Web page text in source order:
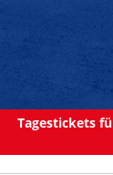
Tagestickets